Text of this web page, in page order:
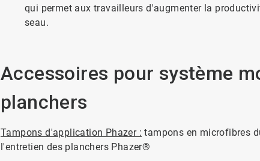
qui permet aux travailleurs d'augmenter la
seau.
Accessoires pour système
planchers
Tampons d'application Phazer : tampons en microfibres
l'entretien des planchers Phazer®